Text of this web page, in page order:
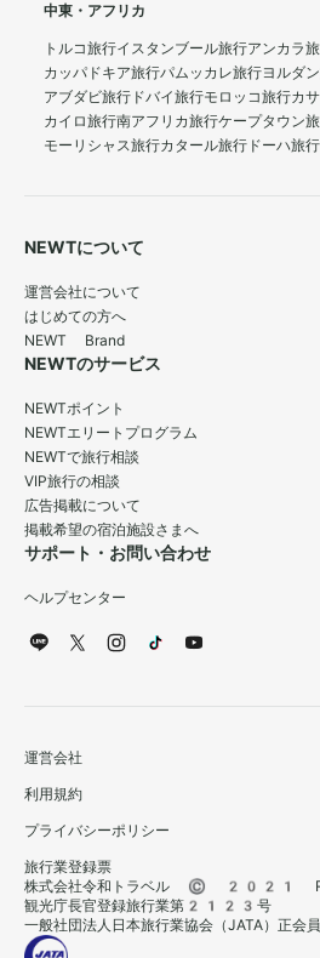
中東・アフリカ
トルコ旅行イスタンブール旅行アンカラ
カッパドキア旅行パムッカレ旅行ヨルダ
アブダビ旅行 ドバイ旅行モロッコ旅行カ
カイロ旅行南アフリカ旅行ケープタウン
モーリシャス旅行カタール旅行 ドーハ旅行
NEWTについて
運営会社について
はじめての方へ
NEWT Brand
NEWTのサービス
NEWTポイント
NEWTエリートプログラム
NEWTで旅行相談
VIP旅行の相談
広告掲載について
掲載希望の宿泊施設さまへ
サポート・お問い合わせ
ヘルプセンター
運営会社
利用規約
プライバシーポリシー
旅行業登録票
株式会社令和トラベル © 2021
観光庁長官登録旅行業第2123号
一般社団法人日本旅行業協会（JATA）正会員